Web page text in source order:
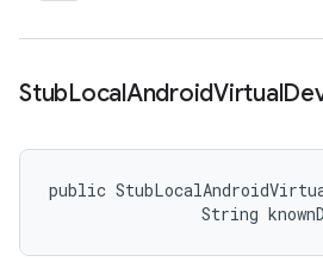
StubLocalAndroidVirtual
public
String